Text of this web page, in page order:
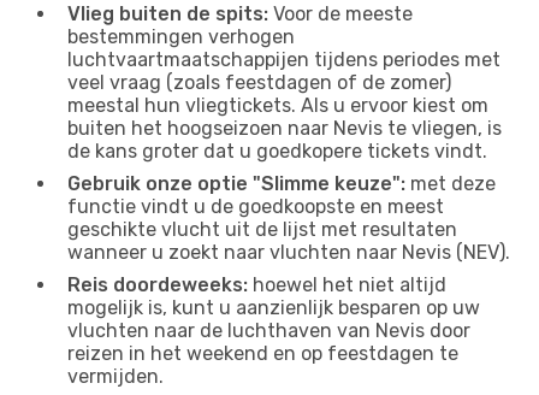
Vlieg buiten de spits: Voor de meeste
bestemmingen verhogen
luchtvaartmaatschappijen tijdens periodes met
veel vraag (zoals feestdagen of de zomer)
meestal hun vliegtickets. Als u ervoor kiest om
buiten het hoogseizoen naar Nevis te vliegen, is
de kans groter dat u goedkopere tickets vindt.
Gebruik onze optie "Slimme keuze": met deze
functie vindt u de goedkoopste en meest
geschikte vlucht uit de lijst met resultaten
wanneer u zoekt naar vluchten naar Nevis (NEV).
Reis doordeweeks: hoewel het niet altijd
mogelijk is, kunt u aanzienlijk besparen op uw
vluchten naar de luchthaven van Nevis door
reizen in het weekend en op feestdagen te
vermijden.